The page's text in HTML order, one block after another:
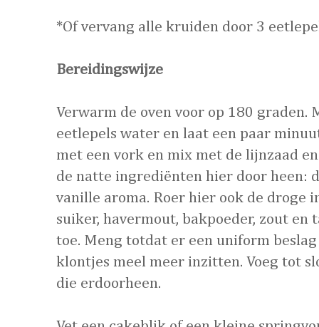
*Of vervang alle kruiden door 3
Bereidingswijze
Verwarm de oven voor op 180 graden.
eetlepels water en laat een paar
met een vork en mix met de lijnzaad
de natte ingrediënten hier door heen:
vanille aroma. Roer hier ook de droge
suiker, havermout, bakpoeder, zout en
toe. Meng totdat er een uniform
klontjes meel meer inzitten. Voeg tot
die erdoorheen.